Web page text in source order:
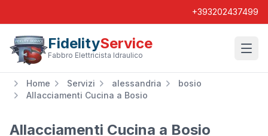
+393202437499
FidelityService
Fabbro Elettricista Idraulico
Home Servizi alessandria
bosio
Allacciamenti Cucina a Bosio
Allacciamenti Cucina a Bosio